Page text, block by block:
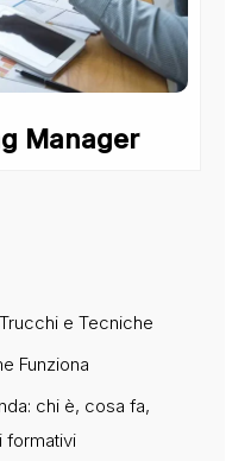
Manager
e Tecniche
Funziona
chi è, cosa fa,
formativi